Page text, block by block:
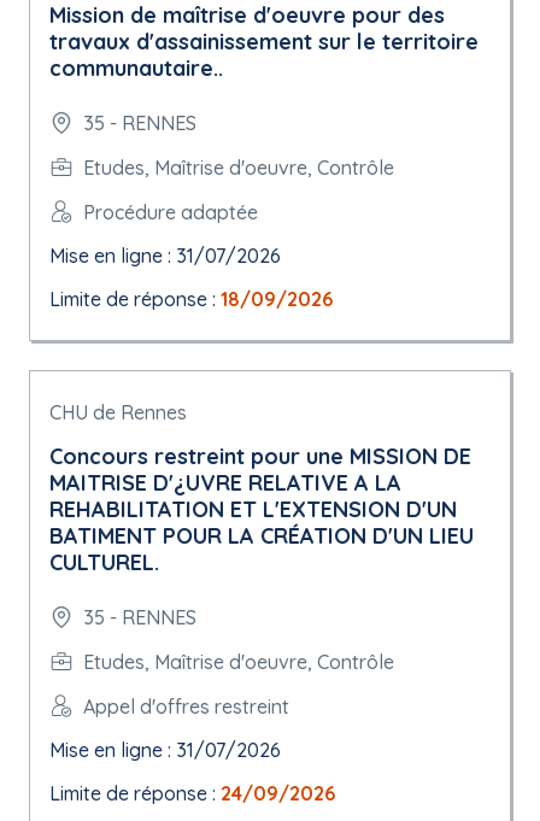
Mission de maîtrise d'oeuvre pour des
travaux d'assainissement sur le territoire
communautaire..
35 - RENNES
Etudes, Maîtrise d'oeuvre, Contrôle
Procédure adaptée
Mise en ligne : 31/07/2026
Limite de réponse : 18/09/2026
CHU de Rennes
Concours restreint pour une MISSION DE
MAITRISE D'¿UVRE RELATIVE A LA
REHABILITATION ET L'EXTENSION D'UN
BATIMENT POUR LA CRÉATION D'UN LIEU
CULTUREL.
35 - RENNES
Etudes, Maîtrise d'oeuvre, Contrôle
Appel d'offres restreint
Mise en ligne : 31/07/2026
Limite de réponse : 24/09/2026